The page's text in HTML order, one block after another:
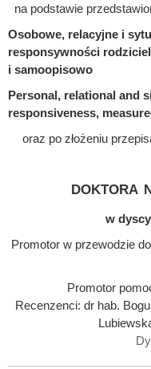
na podstawie
Osobowe, relacyjne i
responsywności
i samoopisowo
Personal, relational and
responsiveness,
oraz po złożeniu
doktora
w
Promotor w przewodzie
Promotor
Recenzenci: dr hab.